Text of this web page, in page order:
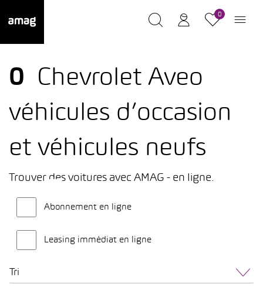
0
0
Chevrolet Aveo
véhicules d’occasion
et véhicules neufs
Trouver des voitures avec AMAG - en ligne.
Abonnement en ligne
Leasing immédiat en ligne
Tri